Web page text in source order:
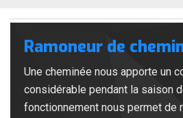
Ramoneur de
Une cheminée nous apporte un
considérable pendant la saison
fonctionnement nous permet de